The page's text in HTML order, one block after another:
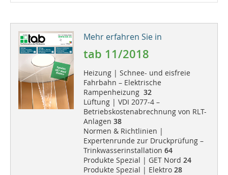
Mehr erfahren Sie in
tab 11/2018
Heizung | Schnee- und eisfreie
Fahrbahn – Elektrische
Rampenheizung 32
Lüftung | VDI 2077-4 –
Betriebskostenabrechnung von RLT-
Anlagen 38
Normen & Richtlinien |
Expertenrunde zur Druckprüfung –
Trinkwasserinstallation 64
Produkte Spezial | GET Nord 24
Produkte Spezial | Elektro 28